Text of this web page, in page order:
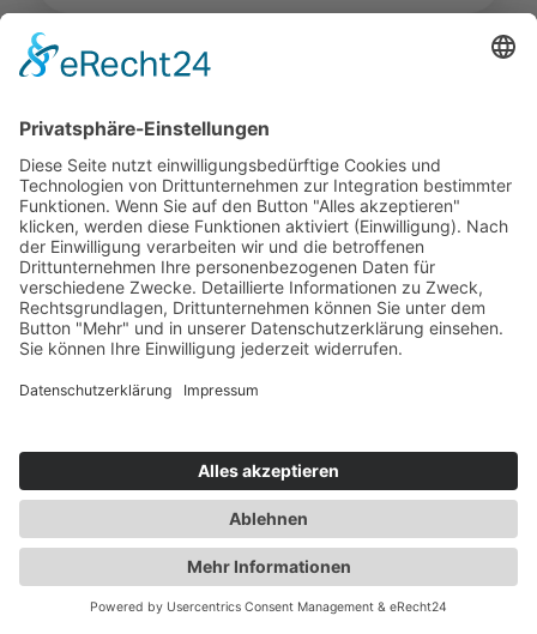
Alle Standorte
Mehr Filter
Keine Aufzeichnungen gefunden
© 2026 by SVG Nord Service und Vertrieb GmbH
Unser Impressum Datenschutz Kontakt